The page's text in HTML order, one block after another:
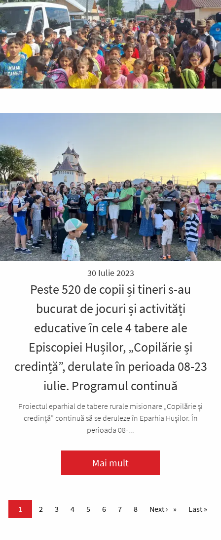
30 Iulie 2023
Peste 520 de copii și tineri s-au
bucurat de jocuri și activități
educative în cele 4 tabere ale
Episcopiei Hușilor, „Copilărie și
credință”, derulate în perioada 08-23
iulie. Programul continuă
Proiectul eparhial de tabere rurale misionare „Copilărie și
credință” continuă să se deruleze în Eparhia Hușilor. În
perioada 08-...
Mai mult
PaginarePagina curentă
1 Page
2 Page
3 Page
4 Page
5 Page
6 Page
7 Page
8 Pagina următoare
Next › Ultima
Last »